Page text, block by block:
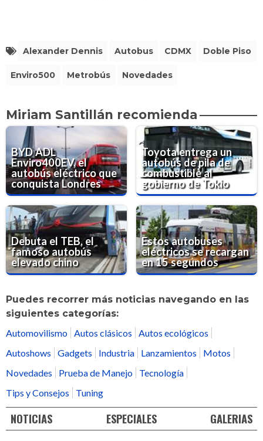
Alexander Dennis Autobus CDMX Doble Piso
Enviro500 Metrobús Novedades
Miriam Santillán recomienda
BYD ADL
Enviro400EV, el
autobús eléctrico que
conquista Londres
Toyota entrega un
autobús de pila de
combustible al
gobierno de Tokio
Debuta el TEB, el
famoso autobús
elevado chino
Estos autobuses
eléctricos se recargan
en 15 segundos
Puedes recorrer más noticias navegando en las
siguientes categorías:
Automovilismo
Autos clásicos
Autos ecológicos
Autoshows
Gadgets Industria Lanzamientos
Motos
Novedades
Prueba de Manejo
Tecnología
Tips y Consejos
Tuning
NOTICIAS ESPECIALES GALERIAS